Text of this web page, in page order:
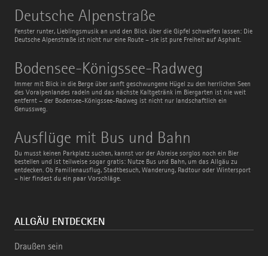
Deutsche Alpenstraße
Fenster runter, Lieblingsmusik an und den Blick über die Gipfel schweifen lassen: Die
Deutsche Alpenstraße ist nicht nur eine Route – sie ist pure Freiheit auf Asphalt.
Deutsche
Alpenstraße
Bodensee-Königssee-Radweg
Immer mit Blick in die Berge über sanft geschwungene Hügel zu den herrlichen Seen
des Voralpenlandes radeln und das nächste Kaltgetränk im Biergarten ist nie weit
entfernt – der Bodensee-Königssee-Radweg ist nicht nur landschaftlich ein
Genussweg.
Bodensee-
Königssee-
Radweg
Ausflüge mit Bus und Bahn
Du musst keinen Parkplatz suchen, kannst vor der Abreise sorglos noch ein Bier
bestellen und ist teilweise sogar gratis: Nutze Bus und Bahn, um das Allgäu zu
entdecken. Ob Familienausflug, Stadtbesuch, Wanderung, Radtour oder Wintersport
– hier findest du ein paar Vorschläge.
Ausflüge
mit
Bus
und
Bahn
ALLGÄU ENTDECKEN
Draußen sein